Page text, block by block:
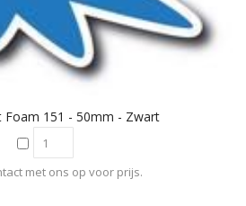
Foam 151 - 50mm - Zwart
met ons op voor prijs.